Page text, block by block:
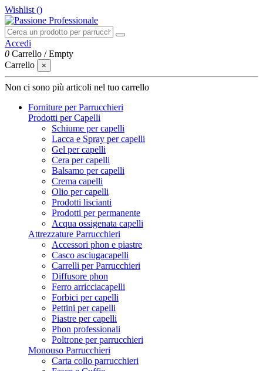
Wishlist ()
Accedi
0 Carrello /Empty
Carrello
×
Non ci sono più articoli nel tuo carrello
Forniture per Parrucchieri
Prodotti per Capelli
Schiume per capelli
Lacca e Spray per capelli
Gel per capelli
Cera per capelli
Balsamo per capelli
Crema capelli
Olio per capelli
Prodotti liscianti
Prodotti per permanente
Acqua ossigenata capelli
Attrezzature Parrucchieri
Accessori phon e piastre
Casco asciugacapelli
Carrelli per Parrucchieri
Diffusore phon
Ferro arricciacapelli
Forbici per capelli
Pettini per capelli
Piastre per capelli
Phon professionali
Poltrone per parrucchieri
Monouso Parrucchieri
Carta collo parrucchieri